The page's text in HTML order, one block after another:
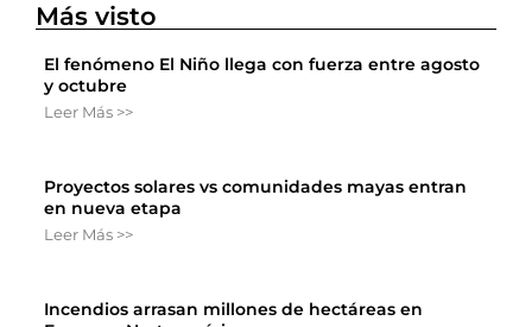
Más visto
El fenómeno El Niño llega con fuerza entre agosto
y octubre
Leer Más >>
Proyectos solares vs comunidades mayas entran
en nueva etapa
Leer Más >>
Incendios arrasan millones de hectáreas en